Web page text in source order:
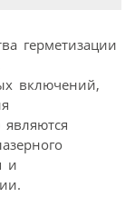
герметизации
включений,
и